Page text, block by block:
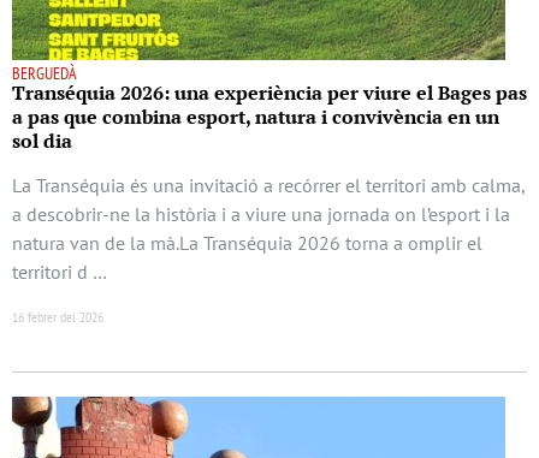
BERGUEDÀ
Transéquia 2026: una experiència per viure el Bages pas
a pas que combina esport, natura i convivència en un
sol dia
La Transéquia és una invitació a recórrer el territori amb calma,
a descobrir-ne la història i a viure una jornada on l’esport i la
natura van de la mà.La Transéquia 2026 torna a omplir el
territori d …
16 febrer del 2026